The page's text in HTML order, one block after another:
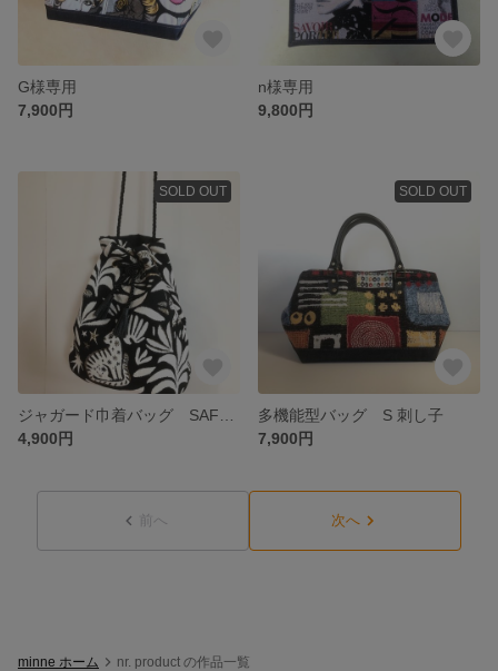
G様専用
7,900円
n様専用
9,800円
SOLD OUT
4,900円
SOLD OUT
多機能型バッグ S 刺し子
7,900円
前へ 次へ
minne ホーム nr. product の作品一覧